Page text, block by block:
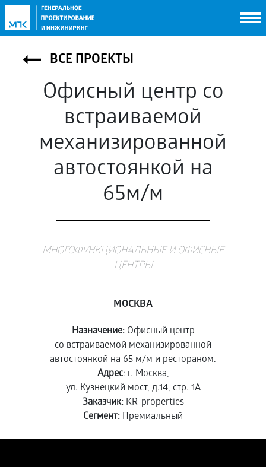
РЕКОМЕНДАЦИИ
ПАРТНЕРЫ
КОНТАКТЫ
ВСЕ ПРОЕКТЫ
Офисный центр со
встраиваемой
механизированной
автостоянкой на
65м/м
МНОГОФУНКЦИОНАЛЬНЫЕ И ОФИСНЫЕ
ЦЕНТРЫ
МОСКВА
Назначение: Офисный центр
со встраиваемой механизированной
автостоянкой на 65 м/м и рестораном.
Адрес: г. Москва,
ул. Кузнецкий мост, д.14, стр. 1А
Заказчик: KR-properties
Сегмент: Премиальный